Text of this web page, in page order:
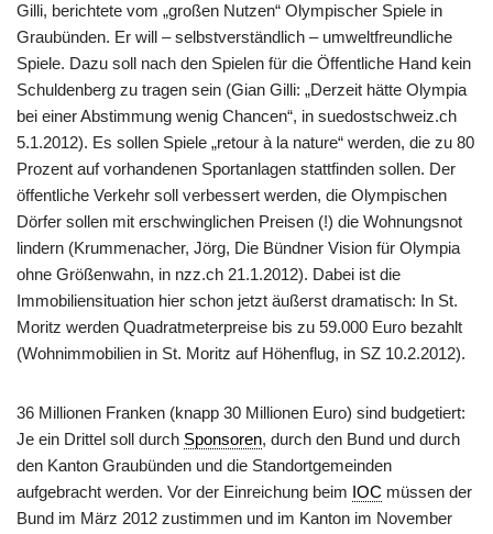
Gilli, berichtete vom „großen Nutzen“ Olympischer Spiele in
Graubünden. Er will – selbstverständlich – umweltfreundliche
Spiele. Dazu soll nach den Spielen für die Öffentliche Hand kein
Schuldenberg zu tragen sein (Gian Gilli: „Derzeit hätte Olympia
bei einer Abstimmung wenig Chancen“, in suedostschweiz.ch
5.1.2012). Es sollen Spiele „retour à la nature“ werden, die zu 80
Prozent auf vorhandenen Sportanlagen stattfinden sollen. Der
öffentliche Verkehr soll verbessert werden, die Olympischen
Dörfer sollen mit erschwinglichen Preisen (!) die Wohnungsnot
lindern (Krummenacher, Jörg, Die Bündner Vision für Olympia
ohne Größenwahn, in nzz.ch 21.1.2012). Dabei ist die
Immobiliensituation hier schon jetzt äußerst dramatisch: In St.
Moritz werden Quadratmeterpreise bis zu 59.000 Euro bezahlt
(Wohnimmobilien in St. Moritz auf Höhenflug, in SZ 10.2.2012).
36 Millionen Franken (knapp 30 Millionen Euro) sind budgetiert:
Je ein Drittel soll durch Sponsoren, durch den Bund und durch
den Kanton Graubünden und die Standortgemeinden
aufgebracht werden. Vor der Einreichung beim IOC müssen der
Bund im März 2012 zustimmen und im Kanton im November